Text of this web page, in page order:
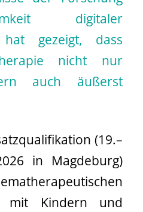
(19.–
in Magdeburg)
mit Kindern und